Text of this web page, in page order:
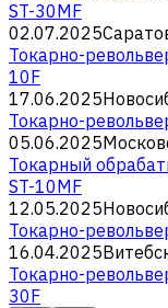
ST-30MF
02.07.2025
Токарно-
10F
17.06.2025
Токарно-
05.06.2025
Токарный
ST-10MF
12.05.2025
Токарно-
16.04.2025
Токарно-
30F